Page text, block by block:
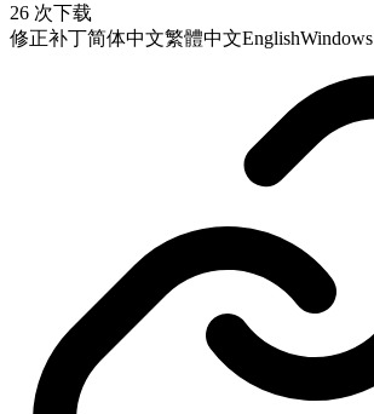
26 次下载
修正补丁简体中文繁體中文EnglishWindows